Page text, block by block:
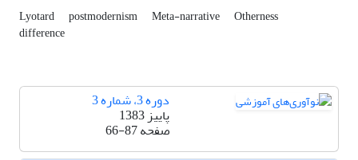
Lyotard postmodernism Meta-narrative Otherness
difference
دوره 3، شماره 3
پاییز 1383
صفحه66-87